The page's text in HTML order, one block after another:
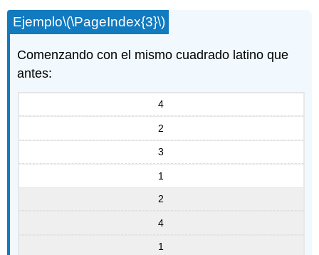
Ejemplo\(\PageIndex{3}\)
Comenzando con el mismo cuadrado latino que
antes:
4
2
3
1
2
4
1